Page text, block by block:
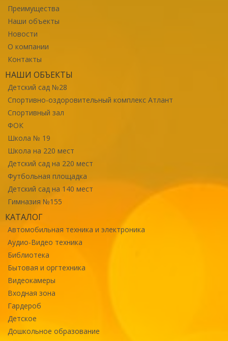
Преимущества
Наши объекты
Новости
О компании
Контакты
НАШИ ОБЪЕКТЫ
Детский сад №28
Спортивно-оздоровительный комплекс Атлант
Спортивный зал
ФОК
Школа № 19
Школа на 220 мест
Детский сад на 220 мест
Футбольная площадка
Детский сад на 140 мест
Гимназия №155
КАТАЛОГ
Автомобильная техника и электроника
Аудио-Видео техника
Библиотека
Бытовая и оргтехника
Видеокамеры
Входная зона
Гардероб
Детское
Дошкольное образование